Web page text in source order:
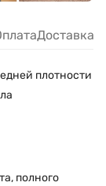
Доставка
плотности
полного